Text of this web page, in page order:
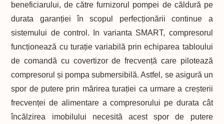
beneficiarului, de către furnizorul pompei de căldură pe
durata garanției în scopul perfecționării continue a
sistemului de control. In varianta SMART, compresorul
funcționează cu turație variabilă prin echiparea tabloului
de comandă cu covertizor de frecvență care pilotează
compresorul și pompa submersibilă. Astfel, se asigură un
spor de putere prin mărirea turației ca urmare a creșterii
frecvenței de alimentare a compresorului pe durata cât
încălzirea imobilului necesită acest spor de putere